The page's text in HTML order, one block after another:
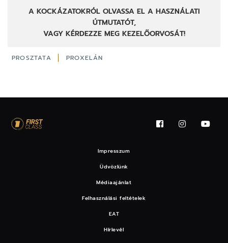
A KOCKÁZATOKRÓL OLVASSA EL A HASZNÁLATI
ÚTMUTATÓT,
VAGY KÉRDEZZE MEG KEZELŐORVOSÁT!
PROSZTATA PROXELÁN
Impresszum
Üdvözlünk
Médiaajánlat
Felhasználási feltételek
EAT
Hírlevél